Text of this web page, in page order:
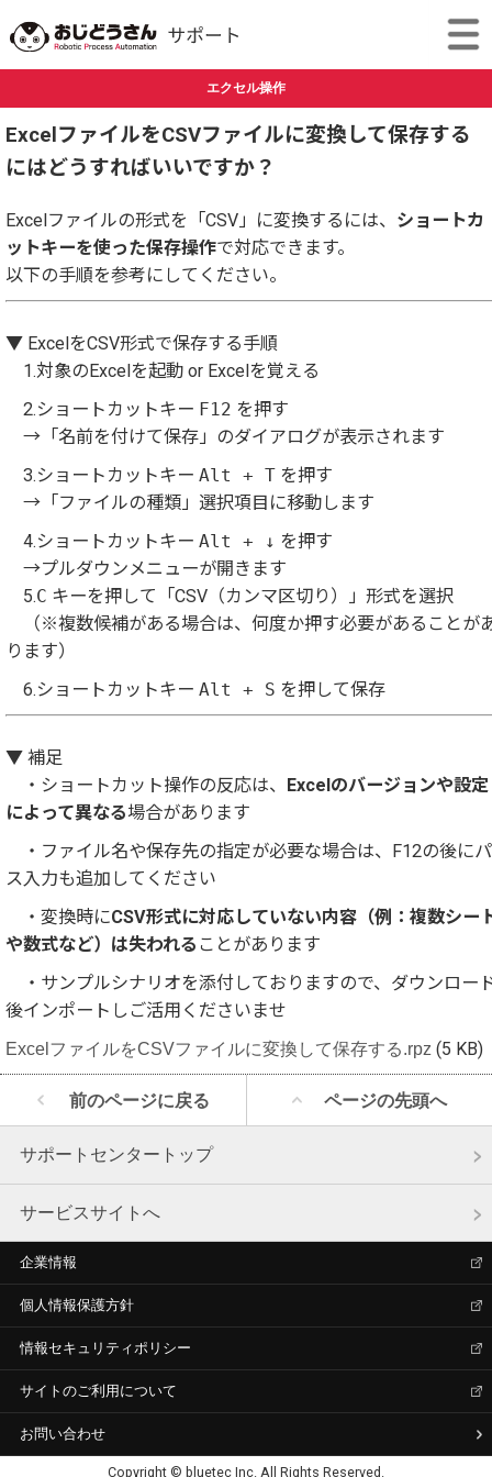
エクセル操作
ExcelファイルをCSVファイルに変換して保存する
にはどうすればいいですか？
Excelファイルの形式を「CSV」に変換するには、 ショートカ
ットキーを使った保存操作で対応できます。
以下の手順を参考にしてください。
▼ ExcelをCSV形式で保存する手順
1.対象のExcelを起動 or Excelを覚える
2.ショートカットキー F12 を押す
→「名前を付けて保存」のダイアログが表示されます
3.ショートカットキー Alt + T を押す
→「ファイルの種類」選択項目に移動します
4.ショートカットキー Alt + ↓ を押す
→プルダウンメニューが開きます
5.C キーを押して「CSV（カンマ区切り）」形式を選択
（※複数候補がある場合は、何度か押す必要があることが
ります）
6.ショートカットキー Alt + S を押して保存
▼ 補足
・ショートカット操作の反応は、 Excelのバージョンや設定
によって異なる場合があります
・ファイル名や保存先の指定が必要な場合は、F12の後にパ
ス入力も追加してください
・変換時にCSV形式に対応していない内容（例：複数シー
や数式など）は失われる ことがあります
・サンプルシナリオを添付しておりますので、ダウンロー
後インポートしご活用くださいませ
ExcelファイルをCSVファイルに変換して保存する.rpz (5 KB)
前のページに戻る ページの先頭へ
サポートセンタートップ
サービスサイトへ
企業情報
個人情報保護方針
情報セキュリティポリシー
サイトのご利用について
お問い合わせ
Copyright © bluetec Inc. All Rights Reserved.